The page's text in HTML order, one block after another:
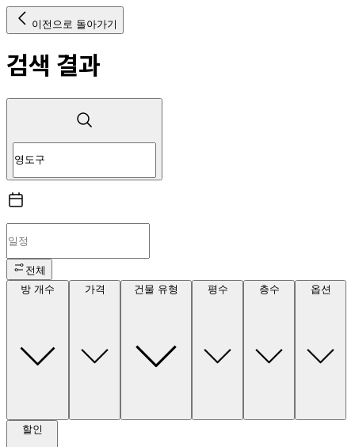
이전으로 돌아가기
검색 결과
전체
방 개수
가격 건물 유형 평수 층수 옵션
할인